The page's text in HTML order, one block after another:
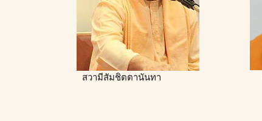
สวามีสัมชิตตานันทา